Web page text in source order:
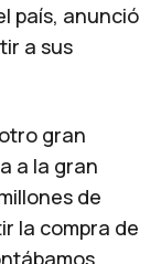
país, anunció
a sus
gran
a la gran
de
la compra de